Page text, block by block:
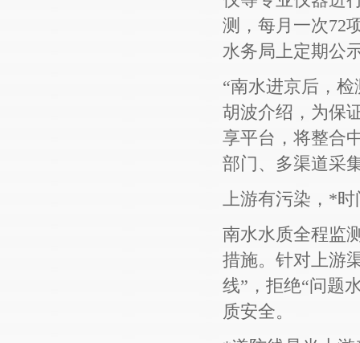
测，每月一次72
水务局上定期公
“南水进京后，
胡波介绍，为保
享平台，将整合
部门、多渠道采
上游有污染，*时
南水水质全程监
措施。针对上游
线”，拒绝“问题
质安全。